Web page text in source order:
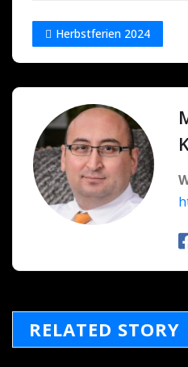
Herbstferien 2024
RELATED STORY